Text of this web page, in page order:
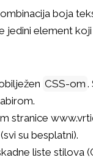
boja
jedini element
CSS-om .
stranice
su besplatni).
liste stilova